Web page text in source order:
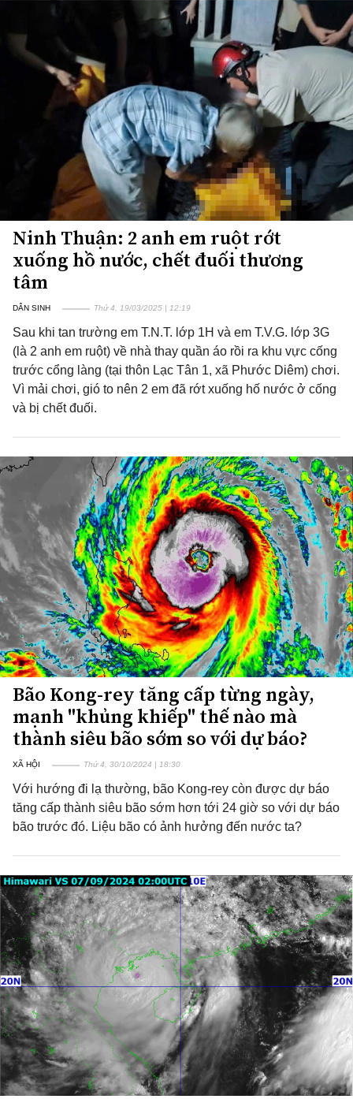
Ninh Thuận: 2 anh em ruột rớt
xuống hồ nước, chết đuối thương
tâm
DÂN SINH Thứ 4, 19/03/2025 | 12:19
Sau khi tan trường em T.N.T. lớp 1H và em T.V.G. lớp 3G
(là 2 anh em ruột) về nhà thay quần áo rồi ra khu vực cống
trước cổng làng (tại thôn Lạc Tân 1, xã Phước Diêm) chơi.
Vì mải chơi, gió to nên 2 em đã rớt xuống hố nước ở cống
và bị chết đuối.
Bão Kong-rey tăng cấp từng ngày,
mạnh "khủng khiếp" thế nào mà
thành siêu bão sớm so với dự báo?
XÃ HỘI Thứ 4, 30/10/2024 | 18:30
Với hướng đi lạ thường, bão Kong-rey còn được dự báo
tăng cấp thành siêu bão sớm hơn tới 24 giờ so với dự báo
bão trước đó. Liệu bão có ảnh hưởng đến nước ta?